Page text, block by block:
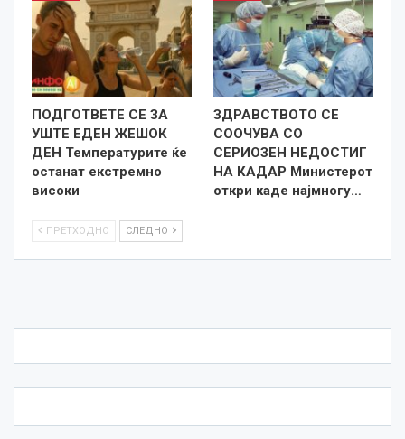
ПОДГОТВЕТЕ СЕ ЗА
УШТЕ ЕДЕН ЖЕШОК
ДЕН Температурите ќе
останат екстремно
високи
ЗДРАВСТВОТО СЕ
СООЧУВА СО
СЕРИОЗЕН НЕДОСТИГ
НА КАДАР Министерот
откри каде најмногу…
ПРЕТХОДНО СЛЕДНО